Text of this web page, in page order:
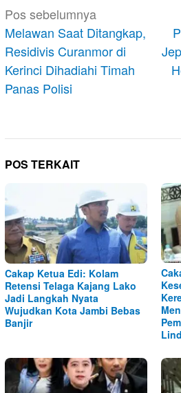
Navigasi
pos
Pos sebelumnya
Melawan Saat Ditangkap,
Residivis Curanmor di
Kerinci Dihadiahi Timah
Panas Polisi
POS TERKAIT
Cakap Ketua Edi: Kolam
Retensi Telaga Kajang Lako
Jadi Langkah Nyata
Wujudkan Kota Jambi Bebas
Banjir